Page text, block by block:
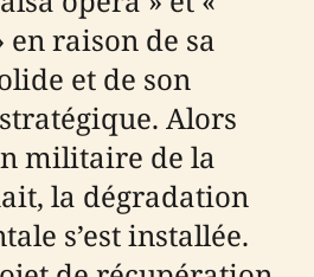
raison de sa
et de son
Alors
militaire de la
la dégradation
s’est installée.